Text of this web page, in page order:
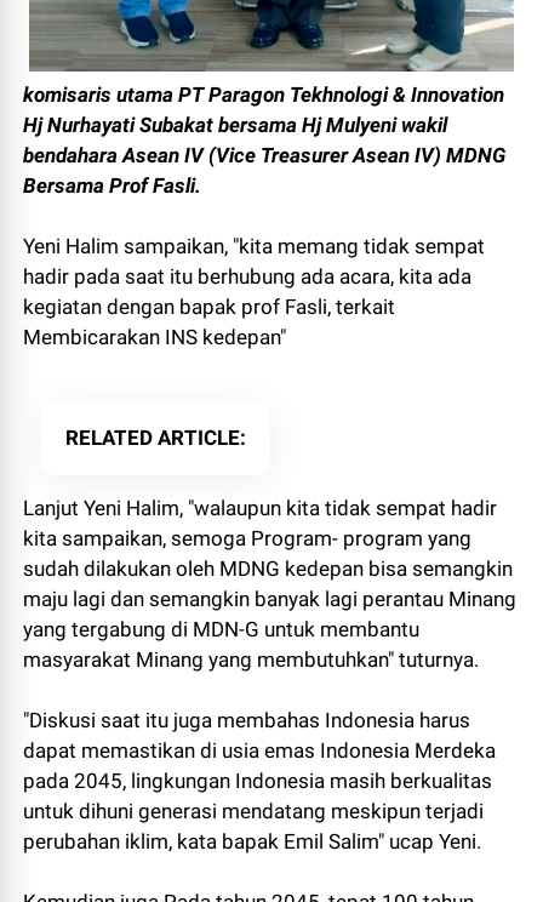
komisaris utama PT Paragon Tekhnologi & Innovation
Hj Nurhayati Subakat bersama Hj Mulyeni wakil
bendahara Asean IV (Vice Treasurer Asean IV) MDNG
Bersama Prof Fasli.
Yeni Halim sampaikan, "kita memang tidak sempat
hadir pada saat itu berhubung ada acara, kita ada
kegiatan dengan bapak prof Fasli, terkait
Membicarakan INS kedepan"
RELATED ARTICLE
Lanjut Yeni Halim, "walaupun kita tidak sempat hadir
kita sampaikan, semoga Program- program yang
sudah dilakukan oleh MDNG kedepan bisa semangkin
maju lagi dan semangkin banyak lagi perantau Minang
yang tergabung di MDN-G untuk membantu
masyarakat Minang yang membutuhkan" tuturnya.
"Diskusi saat itu juga membahas Indonesia harus
dapat memastikan di usia emas Indonesia Merdeka
pada 2045, lingkungan Indonesia masih berkualitas
untuk dihuni generasi mendatang meskipun terjadi
perubahan iklim, kata bapak Emil Salim" ucap Yeni.